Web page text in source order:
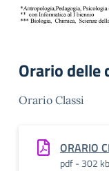
Orario delle
Orario Classi
ORARIO
pdf - 302 kb